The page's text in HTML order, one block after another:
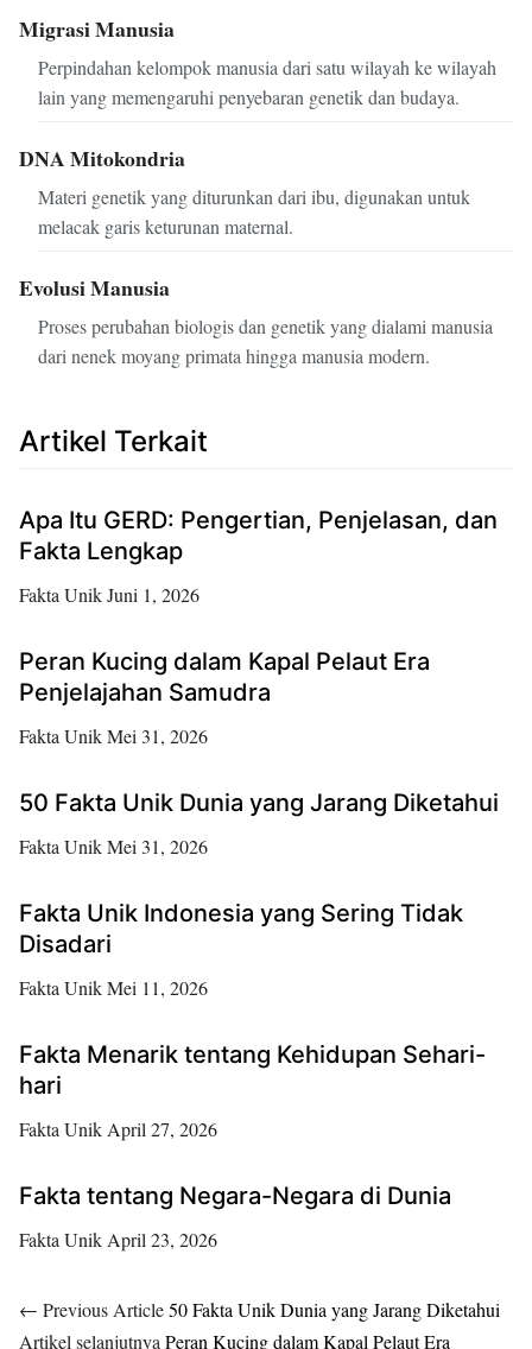
Migrasi Manusia
Perpindahan kelompok manusia dari satu wilayah ke wilayah
lain yang memengaruhi penyebaran genetik dan budaya.
DNA Mitokondria
Materi genetik yang diturunkan dari ibu, digunakan untuk
melacak garis keturunan maternal.
Evolusi Manusia
Proses perubahan biologis dan genetik yang dialami manusia
dari nenek moyang primata hingga manusia modern.
Artikel Terkait
Apa Itu GERD: Pengertian, Penjelasan, dan
Fakta Lengkap
Fakta UnikJuni 1, 2026
Peran Kucing dalam Kapal Pelaut Era
Penjelajahan Samudra
Fakta UnikMei 31, 2026
50 Fakta Unik Dunia yang Jarang Diketahui
Fakta UnikMei 31, 2026
Fakta Unik Indonesia yang Sering Tidak
Disadari
Fakta UnikMei 11, 2026
Fakta Menarik tentang Kehidupan Sehari-
hari
Fakta Unik April 27, 2026
Fakta tentang Negara-Negara di Dunia
Fakta Unik April 23, 2026
← Previous Article50 Fakta Unik Dunia yang Jarang Diketahui
Artikel selanjutnya Peran Kucing dalam Kapal Pelaut Era